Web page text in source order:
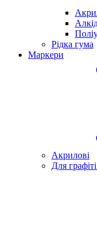
Рідка гума
Маркери
Акрилові
Для